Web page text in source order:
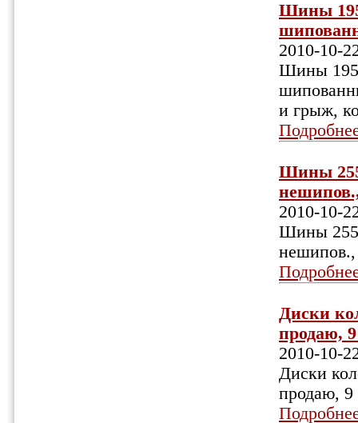
Шины
2010-10-
Шины
и грыж,
Шины
2010-10-
Шины 255/
Диски
продаю,
2010-10-
Диски
продаю, 9